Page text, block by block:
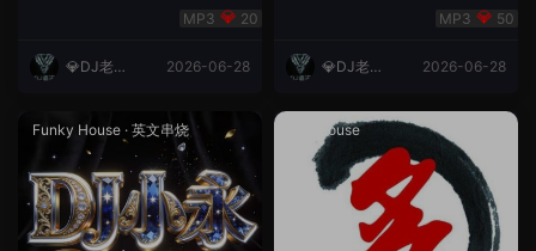
20
💎DJ老王
2026-06-28
50
💎DJ老王
2026-06-28
Funky House · 英文串烧 成都House